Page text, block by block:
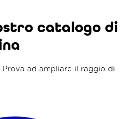
catalogo di
ad ampliare il raggio di